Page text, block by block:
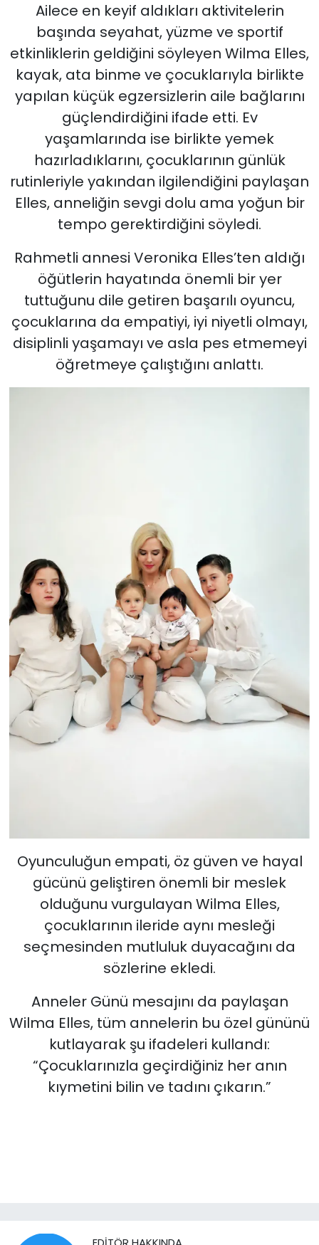
Ailece en keyif aldıkları aktivitelerin
başında seyahat, yüzme ve sportif
etkinliklerin geldiğini söyleyen Wilma Elles,
kayak, ata binme ve çocuklarıyla birlikte
yapılan küçük egzersizlerin aile bağlarını
güçlendirdiğini ifade etti. Ev
yaşamlarında ise birlikte yemek
hazırladıklarını, çocuklarının günlük
rutinleriyle yakından ilgilendiğini paylaşan
Elles, anneliğin sevgi dolu ama yoğun bir
tempo gerektirdiğini söyledi.
Rahmetli annesi Veronika Elles’ten aldığı
öğütlerin hayatında önemli bir yer
tuttuğunu dile getiren başarılı oyuncu,
çocuklarına da empatiyi, iyi niyetli olmayı,
disiplinli yaşamayı ve asla pes etmemeyi
öğretmeye çalıştığını anlattı.
Oyunculuğun empati, öz güven ve hayal
gücünü geliştiren önemli bir meslek
olduğunu vurgulayan Wilma Elles,
çocuklarının ileride aynı mesleği
seçmesinden mutluluk duyacağını da
sözlerine ekledi.
Anneler Günü mesajını da paylaşan
Wilma Elles, tüm annelerin bu özel gününü
kutlayarak şu ifadeleri kullandı:
“Çocuklarınızla geçirdiğiniz her anın
kıymetini bilin ve tadını çıkarın.”